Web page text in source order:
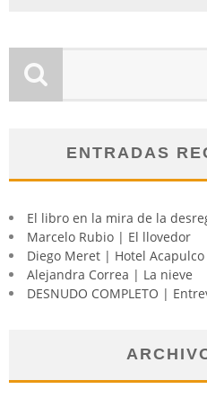
ENTRADAS
El libro en la mira de la
Marcelo Rubio | El llovedor
Diego Meret | Hotel Acapulco
Alejandra Correa | La nieve
DESNUDO COMPLETO |